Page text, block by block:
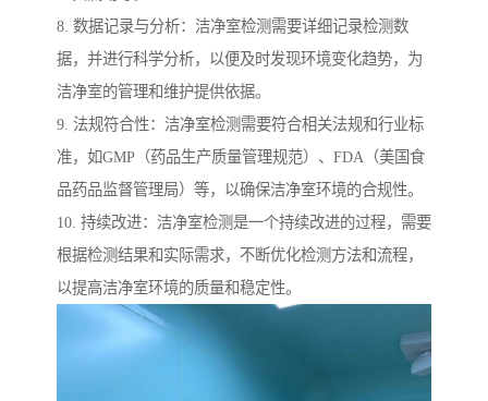
8. 数据记录与分析：洁净室检测需要详细记录检测数
据，并进行科学分析，以便及时发现环境变化趋势，为
洁净室的管理和维护提供依据。
9. 法规符合性：洁净室检测需要符合相关法规和行业标
准，如GMP（药品生产质量管理规范）、FDA（美国食
品药品监督管理局）等，以确保洁净室环境的合规性。
10. 持续改进：洁净室检测是一个持续改进的过程，需要
根据检测结果和实际需求，不断优化检测方法和流程，
以提高洁净室环境的质量和稳定性。